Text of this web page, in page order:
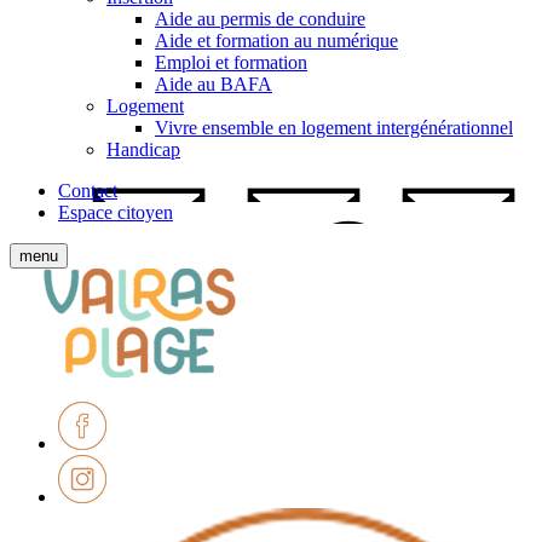
Aide au permis de conduire
Aide et formation au numérique
Emploi et formation
Aide au BAFA
Logement
Vivre ensemble en logement intergénérationnel
Handicap
Contact
Espace citoyen
Afficher
le
menu
mobile
menu